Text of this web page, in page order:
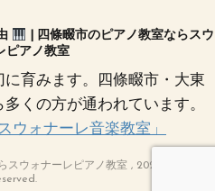
| 四條畷市のピアノ教室ならスウ
ピアノ教室
に育みます。四條畷市・大東
くの方が通われています。
ウォナーレ音楽教室」
ウォナーレピアノ教室 , 2021 All Rights